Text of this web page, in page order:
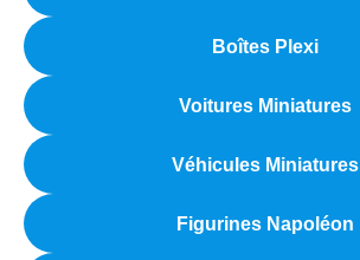
Boîtes Plexi
Voitures Miniatures
Véhicules Miniatures
Figurines Napoléon